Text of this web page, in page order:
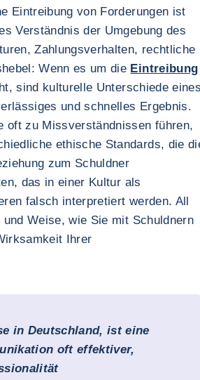
Eintreibung von Forderungen ist
Verständnis der Umgebung des
Zahlungsverhalten, rechtliche
Wenn es um die Eintreibung
sind kulturelle Unterschiede eines
und schnelles Ergebnis.
oft zu Missverständnissen führen,
ethische Standards, die
zum Schuldner
das in einer Kultur als
falsch interpretiert werden. All
Weise, wie Sie mit Schuldnern
Ihrer
in Deutschland, ist eine
oft effektiver,